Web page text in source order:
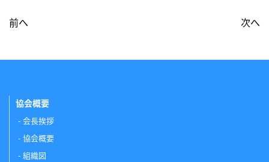
前へ 次へ
協会概要
会長挨拶
協会概要
組織図